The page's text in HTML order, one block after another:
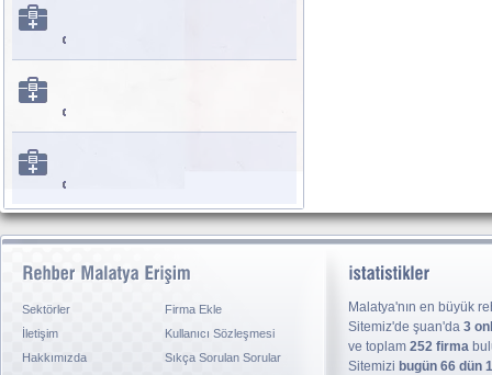
Sektörler
Firma Ekle
İletişim
Kullanıcı Sözleşmesi
Hakkımızda
Sıkça Sorulan Sorular
Malatya'nın en büyük
Sitemiz'de şuan'da 3
ve toplam 252 firma
Sitemizi bugün 66 dün